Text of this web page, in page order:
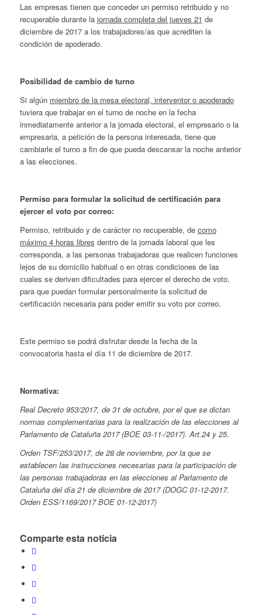
Las empresas tienen que conceder un permiso retribuido y no
recuperable durante la jornada completa del jueves 21 de
diciembre de 2017 a los trabajadores/as que acrediten la
condición de apoderado.
Posibilidad de cambio de turno
Si algún miembro de la mesa electoral, interventor o apoderado
tuviera que trabajar en el turno de noche en la fecha
inmediatamente anterior a la jornada electoral, el empresario o la
empresaria, a petición de la persona interesada, tiene que
cambiarle el turno a fin de que pueda descansar la noche anterior
a las elecciones.
Permiso para formular la solicitud de certificación para
ejercer el voto por correo:
Permiso, retribuido y de carácter no recuperable, de como
máximo 4 horas libres dentro de la jornada laboral que les
corresponda, a las personas trabajadoras que realicen funciones
lejos de su domicilio habitual o en otras condiciones de las
cuales se deriven dificultades para ejercer el derecho de voto,
para que puedan formular personalmente la solicitud de
certificación necesaria para poder emitir su voto por correo.
Este permiso se podrá disfrutar desde la fecha de la
convocatoria hasta el día 11 de diciembre de 2017.
Normativa:
Real Decreto 953/2017, de 31 de octubre, por el que se dictan
normas complementarias para la realización de las elecciones al
Parlamento de Cataluña 2017(BOE 03-11-/2017). Art.24 y 25.
Orden TSF/253/2017, de 28 de noviembre, por la que se
establecen las instrucciones necesarias para la participación de
las personas trabajadoras en las elecciones al Parlamento de
Cataluña del día 21 de diciembre de 2017(DOGC 01-12-2017.
Orden ESS/1169/2017 BOE 01-12-2017)
Comparte esta noticia